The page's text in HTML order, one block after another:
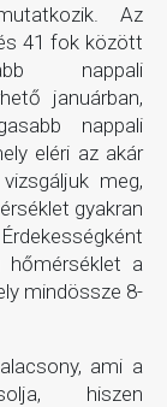
Az
41 fok között
nappali
januárban,
nappali
eléri az akár
meg,
gyakran
hőmérséklet a
mindössze 8-
ami a
hiszen